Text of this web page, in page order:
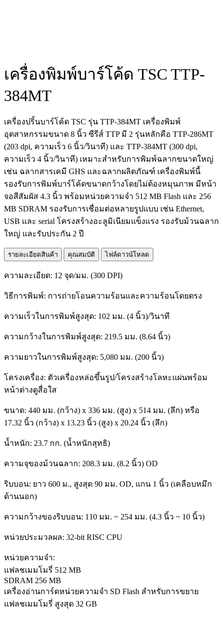
เครื่องพิมพ์บาร์โค้ด TSC TTP-
384MT
เครื่องปริ้นบาร์โค้ด TSC รุ่น TTP-384MT เครื่องพิมพ์
อุตสาหกรรมขนาด 8 นิ้ว ซีรีส์ TTP มี 2 รุ่นหลักคือ TTP-286MT
(203 dpi, ความเร็ว 6 นิ้ว/วินาที) และ TTP-384MT (300 dpi,
ความเร็ว 4 นิ้ว/วินาที) เหมาะสำหรับการพิมพ์ฉลากขนาดใหญ่
เช่น ฉลากสารเคมี GHS และฉลากผลิตภัณฑ์ เครื่องพิมพ์นี้
รองรับการพิมพ์บาร์โค้ดขนาดกว้างโดยไม่ต้องหมุนภาพ มีหน้า
จอสีสัมผัส 4.3 นิ้ว พร้อมหน่วยความจำ 512 MB Flash และ 256
MB SDRAM รองรับการเชื่อมต่อหลายรูปแบบ เช่น Ethernet,
USB และ serial โครงสร้างอะลูมิเนียมแข็งแรง รองรับม้วนฉลาก
ใหญ่ และรับประกัน 2 ปี
รายละเอียดสินค้า คุณสมบัติ ไฟล์ดาวน์โหลด
ความละเอียด: 12 จุด/มม. (300 DPI)
วิธีการพิมพ์: การถ่ายโอนความร้อนและความร้อนโดยตรง
ความเร็วในการพิมพ์สูงสุด: 102 มม. (4 นิ้ว)/วินาที
ความกว้างในการพิมพ์สูงสุด: 219.5 มม. (8.64 นิ้ว)
ความยาวในการพิมพ์สูงสุด: 5,080 มม. (200 นิ้ว)
โครงเครื่อง: ตัวเครื่องหล่อขึ้นรูป/โครงสร้างโลหะแผ่นพร้อม
หน้าต่างดูสื่อใส
ขนาด: 440 มม. (กว้าง) x 336 มม. (สูง) x 514 มม. (ลึก) หรือ
17.32 นิ้ว (กว้าง) x 13.23 นิ้ว (สูง) x 20.24 นิ้ว (ลึก)
น้ำหนัก: 23.7 กก. (น้ำหนักสุทธิ)
ความจุของม้วนฉลาก: 208.3 มม. (8.2 นิ้ว) OD
ริบบอน: ยาว 600 ม., สูงสุด 90 มม. OD, แกน 1 นิ้ว (เคลือบหมึก
ด้านนอก)
ความกว้างของริบบอน: 110 มม. ~ 254 มม. (4.3 นิ้ว ~ 10 นิ้ว)
หน่วยประมวลผล: 32-bit RISC CPU
หน่วยความจำ:
แฟลชเมมโมรี่ 512 MB
SDRAM 256 MB
เครื่องอ่านการ์ดหน่วยความจำ SD Flash สำหรับการขยาย
แฟลชเมมโมรี่ สูงสุด 32 GB